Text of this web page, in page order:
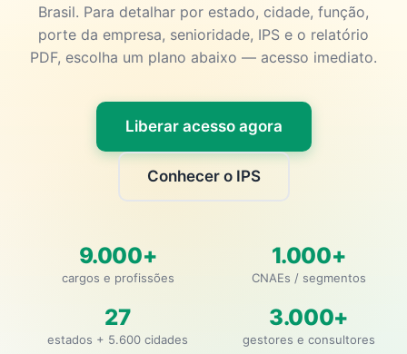
Brasil. Para detalhar por estado, cidade, função,
porte da empresa, senioridade, IPS e o relatório
PDF, escolha um plano abaixo — acesso imediato.
Liberar acesso agora
Conhecer o IPS
9.000+
cargos e profissões
1.000+
CNAEs / segmentos
27
estados + 5.600 cidades
3.000+
gestores e consultores